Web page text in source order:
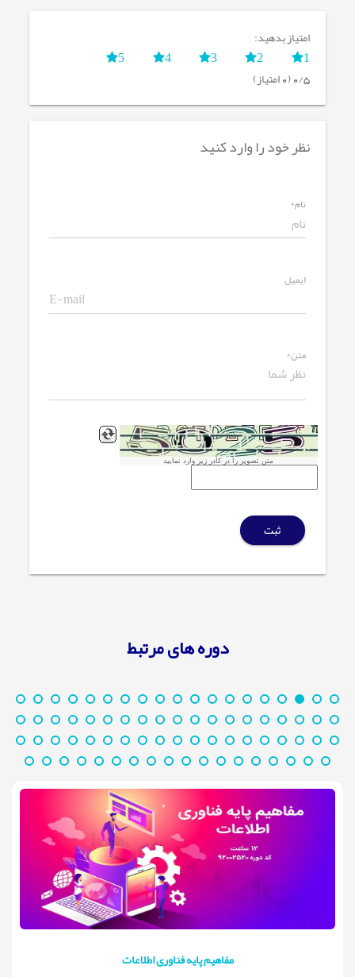
امتیاز بدهید:
1
2
3
4
5
0/5 (0 امتیاز)
نظر خود را وارد کنید
نام*
ایمیل
متن*
متن تصویر را در کادر زیر وارد نمایید
ثبت
دوره های مرتبط
مفاهیم پایه فناوری اطلاعات